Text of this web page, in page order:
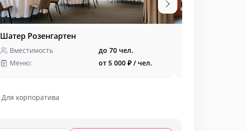
Шатер Розенгартен
Вместимость
до 70 чел.
Меню:
от 5 000 ₽ / чел.
Для корпоратива